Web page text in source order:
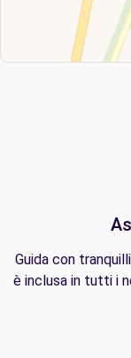
Guida con
è inclusa in tutti i